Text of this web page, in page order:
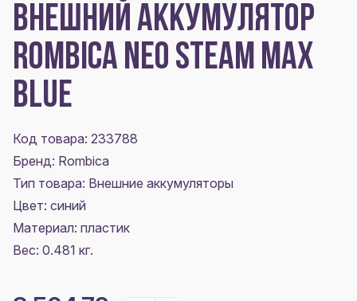
ВНЕШНИЙ АККУМУЛЯТОР
ROMBICA NEO STEAM MAX
BLUE
Код товара: 233788
Бренд: Rombica
Тип товара: Внешние аккумуляторы
Цвет: синий
Материал: пластик
Вес: 0.481 кг.